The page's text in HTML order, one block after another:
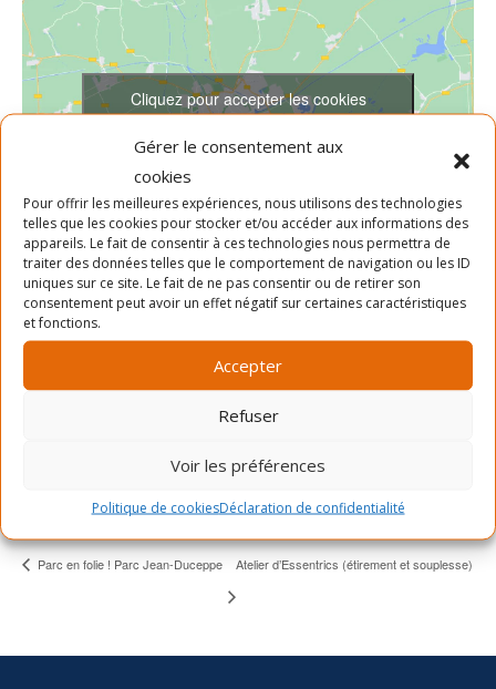
Gérer le consentement aux
cookies
Pour offrir les meilleures expériences, nous utilisons des technologies
telles que les cookies pour stocker et/ou accéder aux informations des
appareils. Le fait de consentir à ces technologies nous permettra de
traiter des données telles que le comportement de navigation ou les ID
uniques sur ce site. Le fait de ne pas consentir ou de retirer son
consentement peut avoir un effet négatif sur certaines caractéristiques
et fonctions.
Accepter
Refuser
Voir les préférences
Politique de cookiesDéclaration de confidentialité
LIEU
Centre Gabrielle-et-Marcel-Lapalme
Canada + Google Map
Cliquez pour accepter les cookies
Parc en folie ! Parc Jean-Duceppe Atelier d’Essentrics (étirement et souplesse)